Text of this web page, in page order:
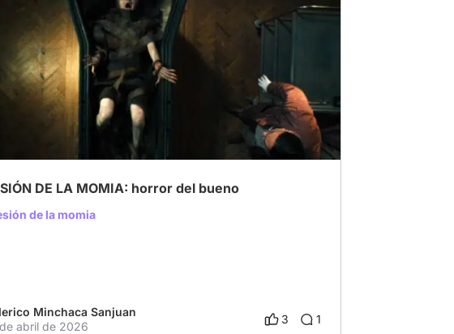
# cine de terror # Suspenso y terror
DE LA MOMIA: horror del bueno
de la momia
Minchaca Sanjuan
abril de 2026
3 1